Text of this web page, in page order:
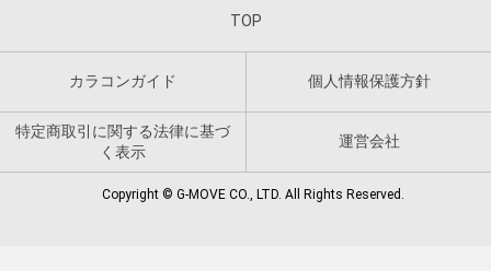
TOP
カラコンガイド 個人情報保護方針
特定商取引に関する法律に基づ
く表示
運営会社
Copyright © G-MOVE CO., LTD. All Rights Reserved.